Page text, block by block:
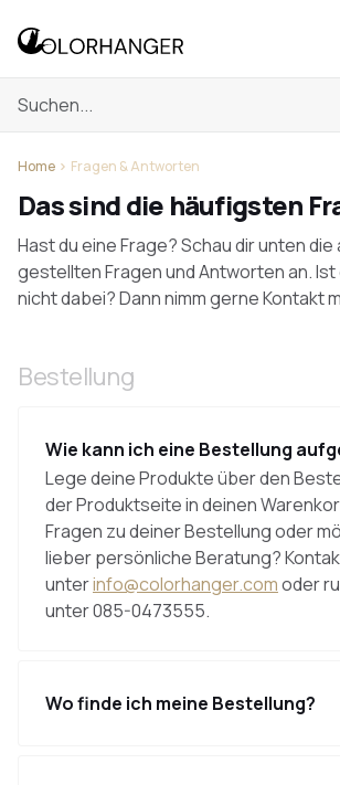
Home Fragen & Antworten
Das sind die häufigsten
Hast du eine Frage? Schau dir unten
gestellten Fragen und Antworten an. Ist
nicht dabei? Dann nimm gerne Kontakt
Bestellung
Wie kann ich eine Bestellung
Lege deine Produkte über den
der Produktseite in deinen
Fragen zu deiner Bestellung oder
lieber persönliche Beratung?
unterinfo@colorhanger.comoder
unter 085-0473555.
Wo finde ich meine Bestellung?